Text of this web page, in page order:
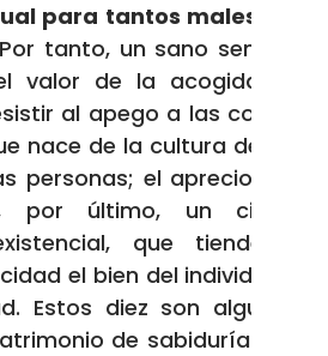
para tantos males del
Por tanto, un sano sentido
valor de la acogida; la
al apego a las cosas;
nace de la cultura de los
personas; el aprecio por
por último, un cierto
que tiende a
el bien del individuo y
Estos diez son algunos
de sabiduría que